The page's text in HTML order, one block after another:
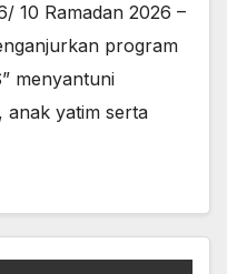
10 Ramadan 2026 –
program
menyantuni
anak yatim serta